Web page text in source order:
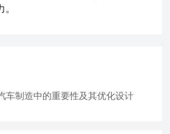
车制造中的重要性及其优化设计